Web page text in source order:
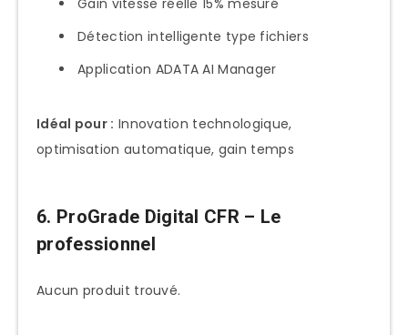
Gain vitesse réelle 15% mesuré
Détection intelligente type fichiers
Application ADATA AI Manager
Idéal pour : Innovation technologique,
optimisation automatique, gain temps
6. ProGrade Digital CFR – Le
professionnel
Aucun produit trouvé.